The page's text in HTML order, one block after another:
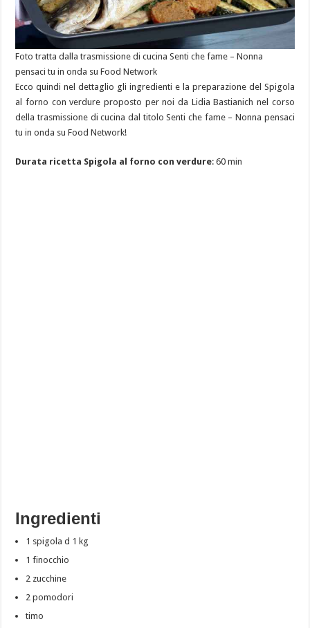
Foto tratta dalla trasmissione di cucina Senti che fame – Nonna
pensaci tu in onda su Food Network
Ecco quindi nel dettaglio gli ingredienti e la preparazione del Spigola
al forno con verdure proposto per noi da Lidia Bastianich nel corso
della trasmissione di cucina dal titolo Senti che fame – Nonna pensaci
tu in onda su Food Network!
Durata ricetta Spigola al forno con verdure: 60 min
Ingredienti
1 spigola d 1 kg
1 finocchio
2 zucchine
2 pomodori
timo